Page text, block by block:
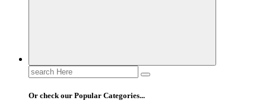
Search
for:
Or check our Popular Categories...